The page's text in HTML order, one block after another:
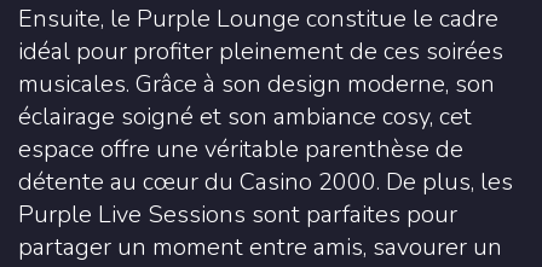
Ensuite, le Purple Lounge constitue le cadre
idéal pour profiter pleinement de ces soirées
musicales. Grâce à son design moderne, son
éclairage soigné et son ambiance cosy, cet
espace offre une véritable parenthèse de
détente au cœur du Casino 2000. De plus, les
Purple Live Sessions sont parfaites pour
partager un moment entre amis, savourer un